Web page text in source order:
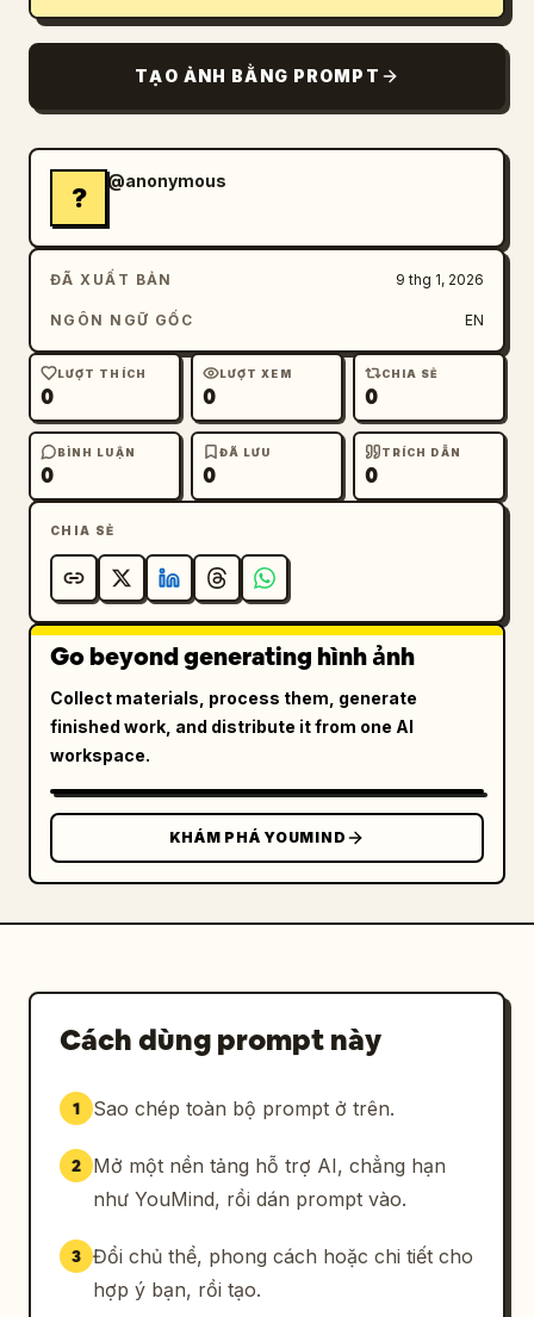
TẠO ẢNH BẰNG PROMPT
?
@anonymous
ĐÃ XUẤT BẢN 9 thg 1, 2026
NGÔN NGỮ GỐC EN
LƯỢT THÍCH
0
LƯỢT XEM
0
CHIA SẺ
0
BÌNH LUẬN
0
ĐÃ LƯU
0
TRÍCH DẪN
0
CHIA SẺ
Go beyond generating hình ảnh
Collect materials, process them, generate
finished work, and distribute it from one AI
workspace.
KHÁM PHÁ YOUMIND
Cách dùng prompt này
1 Sao chép toàn bộ prompt ở trên.
2
Mở một nền tảng hỗ trợ AI, chẳng hạn
như YouMind, rồi dán prompt vào.
3 Đổi chủ thể, phong cách hoặc chi tiết cho
hợp ý bạn, rồi tạo.